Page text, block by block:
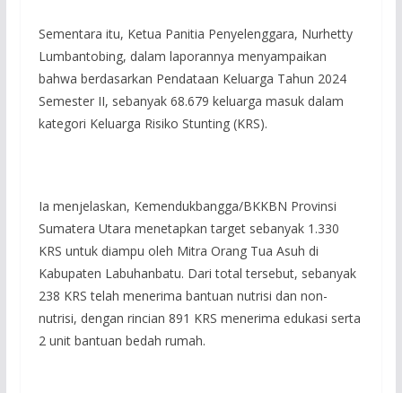
Sementara itu, Ketua Panitia Penyelenggara, Nurhetty
Lumbantobing, dalam laporannya menyampaikan
bahwa berdasarkan Pendataan Keluarga Tahun 2024
Semester II, sebanyak 68.679 keluarga masuk dalam
kategori Keluarga Risiko Stunting (KRS).
Ia menjelaskan, Kemendukbangga/BKKBN Provinsi
Sumatera Utara menetapkan target sebanyak 1.330
KRS untuk diampu oleh Mitra Orang Tua Asuh di
Kabupaten Labuhanbatu. Dari total tersebut, sebanyak
238 KRS telah menerima bantuan nutrisi dan non-
nutrisi, dengan rincian 891 KRS menerima edukasi serta
2 unit bantuan bedah rumah.